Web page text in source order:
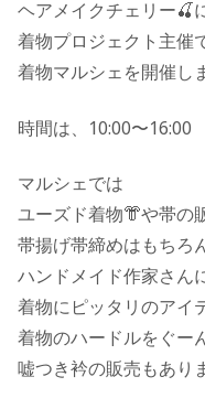
ヘアメイクチェリー🍒
着物プロジェクト主催
着物マルシェを開催し
時間は、10:00〜16:00
マルシェでは
ユーズド着物👘や帯の
帯揚げ帯締めはもちろ
ハンドメイド作家さん
着物にピッタリのアイ
着物のハードルをぐー
嘘つき衿の販売もあり